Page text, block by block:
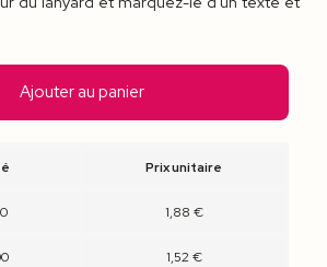
Ajouter au panier
Prix unitaire
1,88 €
1,52 €